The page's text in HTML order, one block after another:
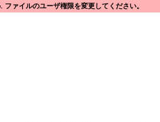
イルのユーザ権限を変更してください。